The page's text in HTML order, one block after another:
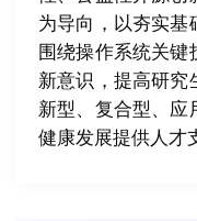
为导向，以夯实基
围绕操作系统关键
新意识，提高研究
新型、复合型、应
健康发展提供人才